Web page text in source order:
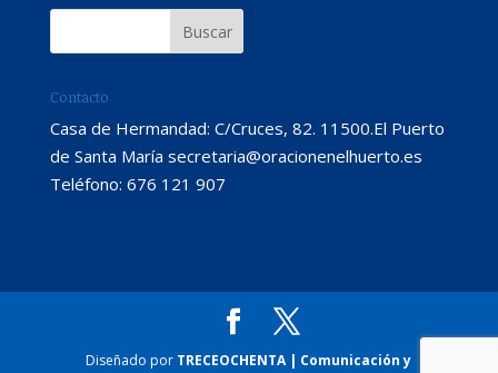
Contacto
Casa de Hermandad: C/Cruces, 82. 11500.El Puerto
de Santa María secretaria@oracionenelhuerto.es
Teléfono: 676 121 907
Diseñado por TRECEOCHENTA | Comunicación y